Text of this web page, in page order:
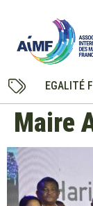
EGALITÉ
Maire